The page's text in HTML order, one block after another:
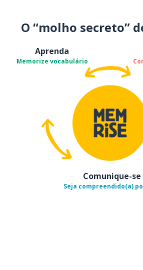
O “molho secreto”
Aprenda
Memorize vocabulário
Comunique-se
Seja compreendido(a)